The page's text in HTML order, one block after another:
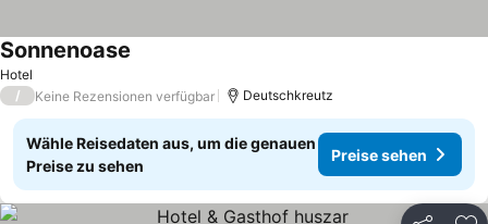
Hotel
Sonnenoase
/ Keine Rezensionen verfügbar Deutschkreutz
Wähle Reisedaten aus, um die genauen
Preise zu sehen
Preise sehen